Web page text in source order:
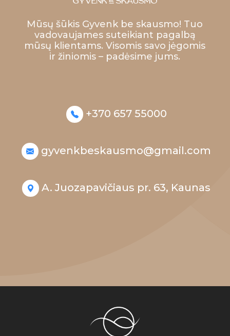
Mūsų šūkis Gyvenk be skausmo! Tuo
vadovaujames suteikiant pagalbą
mūsų klientams. Visomis savo jėgomis
ir žiniomis – padėsime jums.
+370 657 55000
gyvenkbeskausmo@gmail.com
A. Juozapavičiaus pr. 63, Kaunas